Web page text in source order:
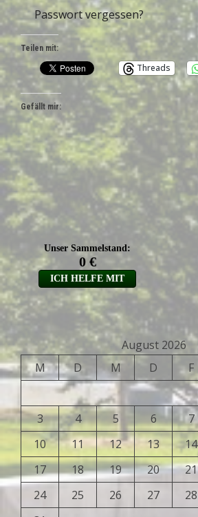
Passwort vergessen?
Teilen mit:
Threads
Gefällt mir:
August 2026
M
D M D F
3
4 5 6 7
10
11 12 13 14
17
18 19 20 21
24
25 26 27 28